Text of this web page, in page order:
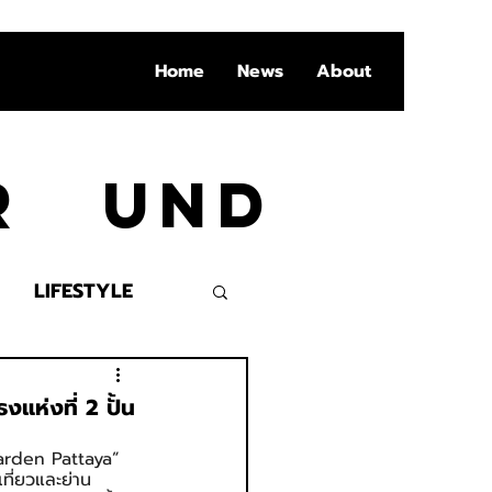
Home News About
und
LIFESTYLE
งแห่งที่ 2 ปั้น
Pattaya”
ยวและย่าน